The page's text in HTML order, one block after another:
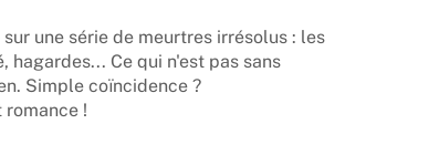
une série de meurtres irrésolus : les
Ce qui n'est pas sans
Simple coïncidence ?
romance !